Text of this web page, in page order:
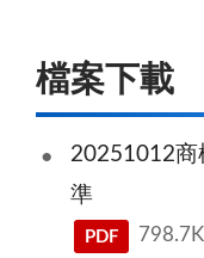
檔案下載
20251012商
準
PDF